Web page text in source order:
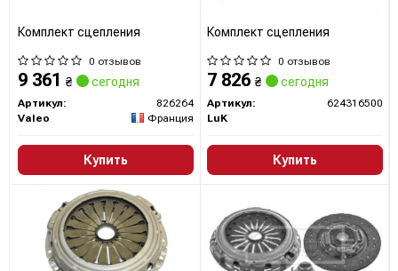
Комплект сцепления
0 отзывов
9 361 ₴ сегодня
Артикул:
826264
Valeo
Франция
Купить
Комплект сцепления
0 отзывов
7 826 ₴ сегодня
Артикул:
624316500
LuK
Купить